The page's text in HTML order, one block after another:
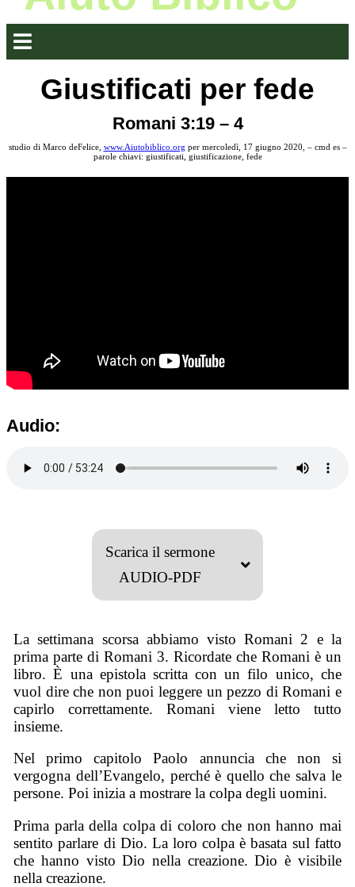
Giustificati per fede
Romani 3:19 – 4
studio di Marco deFelice, www.Aiutobiblico.org per mercoledì, 17 giugno 2020, – cmd es –
parole chiavi: giustificati, giustificazione, fede
Audio:
Scarica il sermone
AUDIO-PDF
La settimana scorsa abbiamo visto Romani 2 e la
prima parte di Romani 3. Ricordate che Romani è un
libro. È una epistola scritta con un filo unico, che
vuol dire che non puoi leggere un pezzo di Romani e
capirlo correttamente. Romani viene letto tutto
insieme.
Nel primo capitolo Paolo annuncia che non si
vergogna dell’Evangelo, perché è quello che salva le
persone. Poi inizia a mostrare la colpa degli uomini.
Prima parla della colpa di coloro che non hanno mai
sentito parlare di Dio. La loro colpa è basata sul fatto
che hanno visto Dio nella creazione. Dio è visibile
nella creazione.